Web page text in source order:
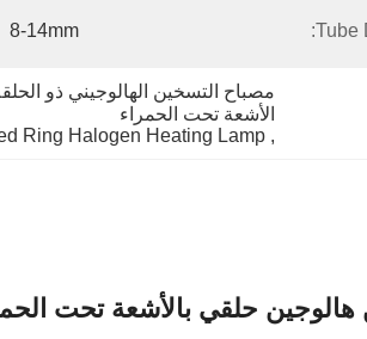
Tube
8-14mm
الأشعة تحت الحمراء
,
Ring Halogen Heating Lamp
حلقي بالأشعة تحت الحمراء